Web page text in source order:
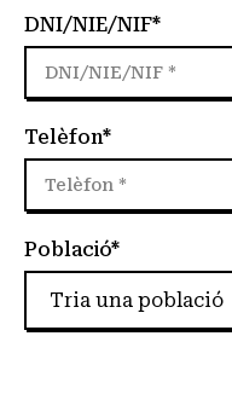
DNI/NIE/NIF*
Telèfon*
Població*